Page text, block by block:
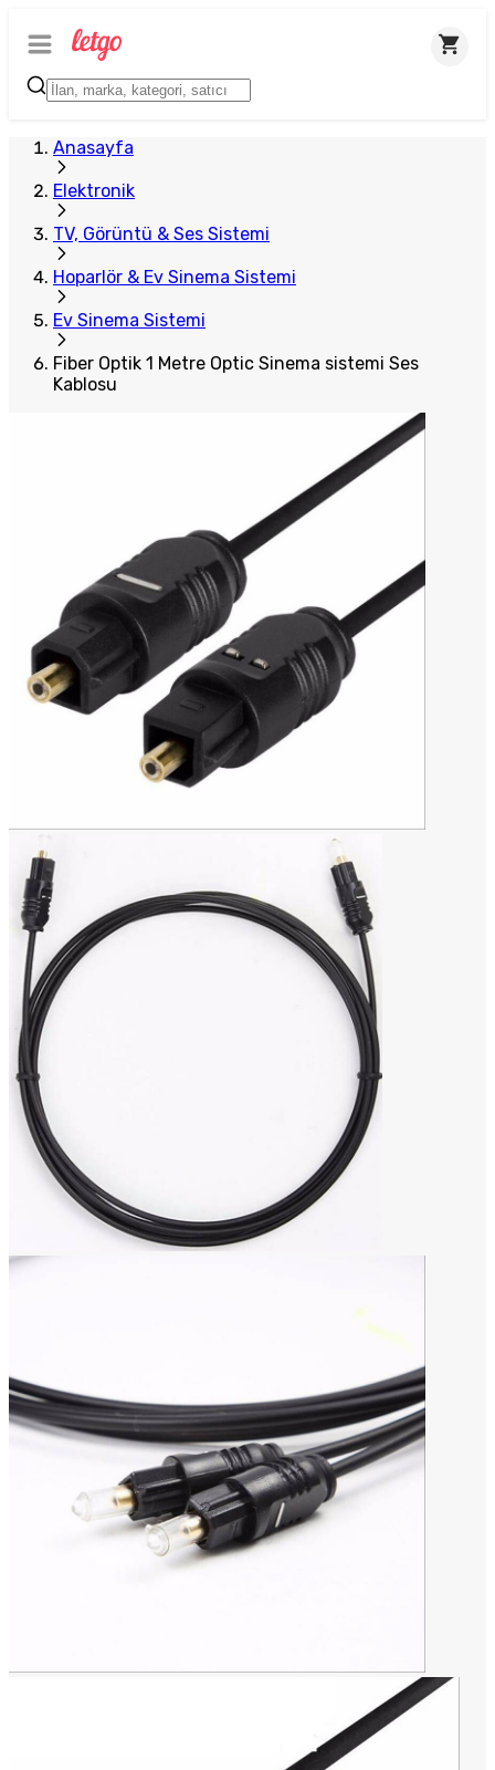
Anasayfa
Elektronik
TV, Görüntü & Ses Sistemi
Hoparlör & Ev Sinema Sistemi
Ev Sinema Sistemi
Fiber Optik 1 Metre Optic Sinema sistemi Ses
Kablosu
Plus Satıcı